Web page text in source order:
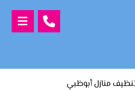
منازل أبوظبي